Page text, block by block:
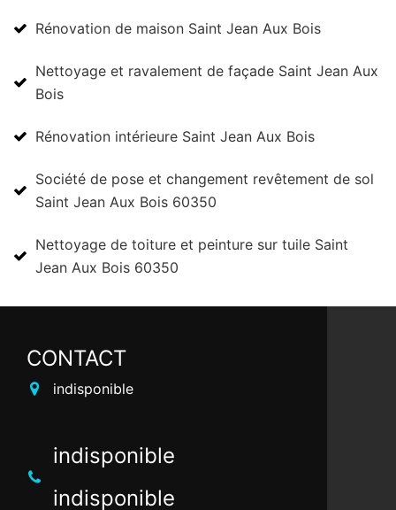
Rénovation de maison Saint Jean Aux Bois
Nettoyage et ravalement de façade Saint Jean Aux
Bois
Rénovation intérieure Saint Jean Aux Bois
Société de pose et changement revêtement de sol
Saint Jean Aux Bois 60350
Nettoyage de toiture et peinture sur tuile Saint
Jean Aux Bois 60350
CONTACT
indisponible
indisponible
indisponible